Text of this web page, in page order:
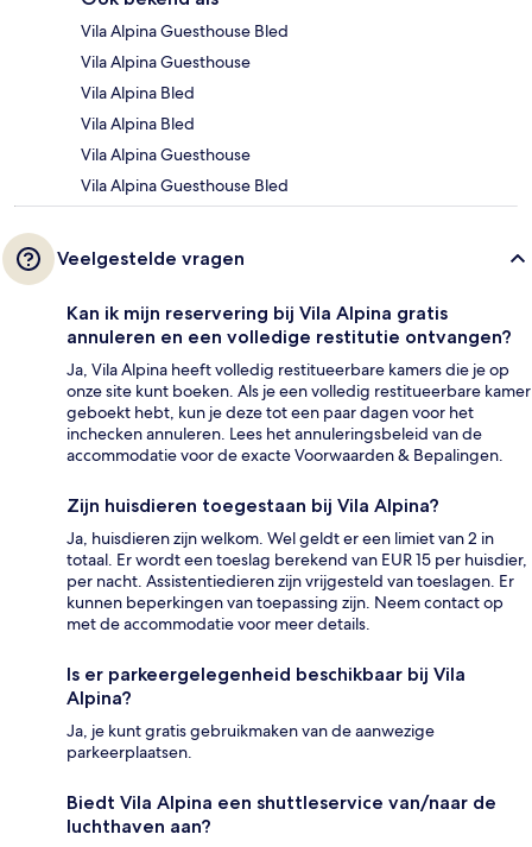
Vila Alpina Guesthouse Bled
Vila Alpina Guesthouse
Vila Alpina Bled
Vila Alpina Bled
Vila Alpina Guesthouse
Vila Alpina Guesthouse Bled
Veelgestelde vragen
Kan ik mijn reservering bij Vila Alpina gratis
annuleren en een volledige restitutie ontvangen?
Ja, Vila Alpina heeft volledig restitueerbare kamers die je op
onze site kunt boeken. Als je een volledig restitueerbare kamer
geboekt hebt, kun je deze tot een paar dagen voor het
inchecken annuleren. Lees het annuleringsbeleid van de
accommodatie voor de exacte Voorwaarden & Bepalingen.
Zijn huisdieren toegestaan bij Vila Alpina?
Ja, huisdieren zijn welkom. Wel geldt er een limiet van 2 in
totaal. Er wordt een toeslag berekend van EUR 15 per huisdier,
per nacht. Assistentiedieren zijn vrijgesteld van toeslagen. Er
kunnen beperkingen van toepassing zijn. Neem contact op
met de accommodatie voor meer details.
Is er parkeergelegenheid beschikbaar bij Vila
Alpina?
Ja, je kunt gratis gebruikmaken van de aanwezige
parkeerplaatsen.
Biedt Vila Alpina een shuttleservice van/naar de
luchthaven aan?